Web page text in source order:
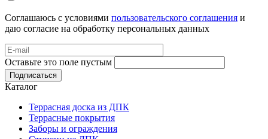
Соглашаюсь с условиями пользовательского соглашения и
даю согласие на обработку персональных данных
Оставьте это поле пустым
Подписаться
Каталог
Террасная доска из ДПК
Террасные покрытия
Заборы и ограждения